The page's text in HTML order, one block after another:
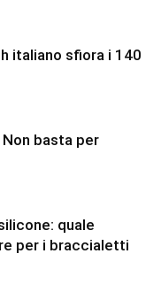
italiano sfiora i 140
basta per
quale
per i braccialetti